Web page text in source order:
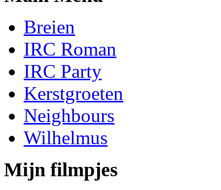
Breien
IRC Roman
IRC Party
Kerstgroeten
Neighbours
Wilhelmus
Mijn filmpjes